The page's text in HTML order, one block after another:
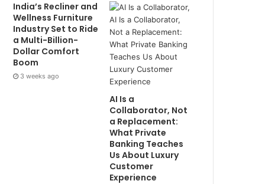
India’s Recliner and
Wellness Furniture
Industry Set to Ride
a Multi-Billion-
Dollar Comfort
Boom
3 weeks ago
AI Is a
Collaborator, Not
a Replacement:
What Private
Banking Teaches
Us About Luxury
Customer
Experience